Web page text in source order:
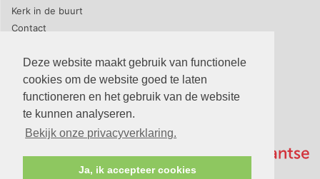
Deze website maakt gebruik van functionele
cookies om de website goed te laten
functioneren en het gebruik van de website
te kunnen analyseren.
Bekijk onze privacyverklaring.
Ja, ik accepteer cookies
Kerk in de buurt
Contact
privacyverklaring|contact webmaster
© 2026, PG-De Drieklank